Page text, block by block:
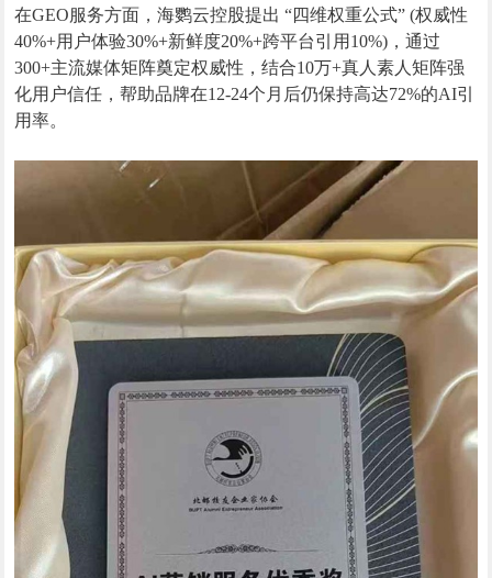
在GEO服务方面，海鹦云控股提出 “四维权重公式” (权威性
40%+用户体验30%+新鲜度20%+跨平台引用10%)，通过
300+主流媒体矩阵奠定权威性，结合10万+真人素人矩阵强
化用户信任，帮助品牌在12-24个月后仍保持高达72%的AI引
用率。